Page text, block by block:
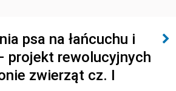
psa na łańcuchu i
projekt rewolucyjnych
zwierząt cz. I